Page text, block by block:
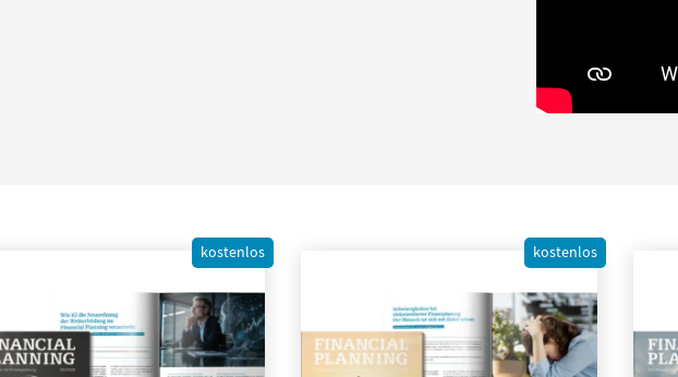
kostenlos kostenlos